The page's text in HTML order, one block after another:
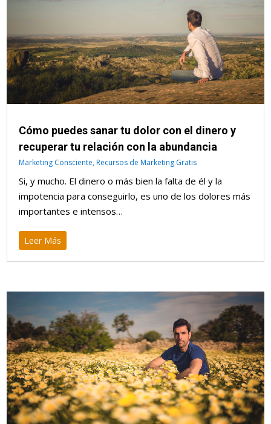
Cómo puedes sanar tu dolor con el dinero y
recuperar tu relación con la abundancia
Marketing Consciente, Recursos de Marketing Gratis
Si, y mucho. El dinero o más bien la falta de él y la
impotencia para conseguirlo, es uno de los dolores más
importantes e intensos…
Leer Más